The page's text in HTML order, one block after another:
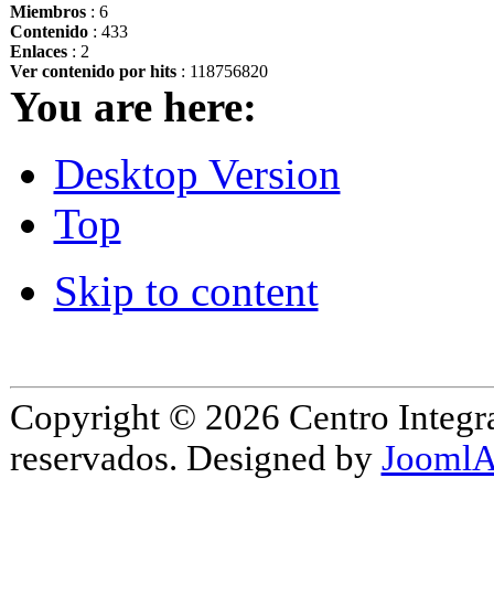
Miembros: 6
Contenido: 433
Enlaces: 2
Ver contenido por hits: 118756820
You are here:
Desktop Version
Top
Skip to content
Copyright © 2026 Centro
reservados. Designed by